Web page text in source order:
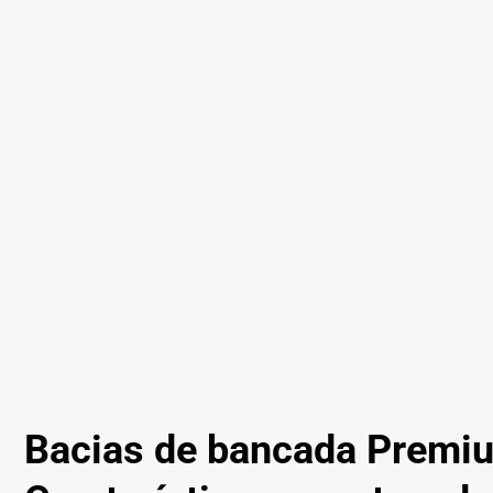
Bacias de bancada